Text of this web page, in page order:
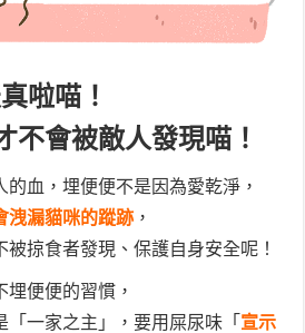
啦喵！
不會被敵人發現喵！
血，埋便便不是因為愛乾淨，
洩漏貓咪的蹤跡 ，
掠食者發現、保護自身安全呢！
便便的習慣，
一家之主」，要用屎尿味「 宣示